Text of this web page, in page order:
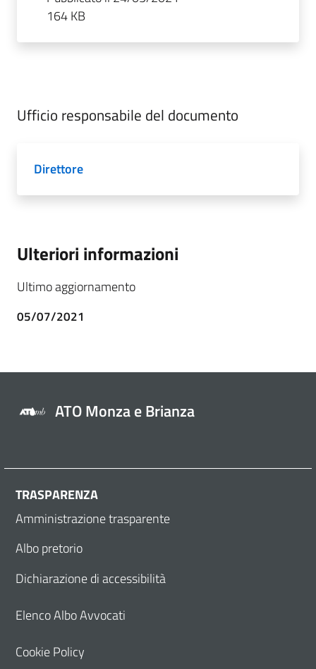
164 KB
Ufficio responsabile del documento
Direttore
Ulteriori informazioni
Ultimo aggiornamento
05/07/2021
ATO Monza e Brianza
TRASPARENZA
Amministrazione trasparente
Albo pretorio
Dichiarazione di accessibilità
Elenco Albo Avvocati
Cookie Policy